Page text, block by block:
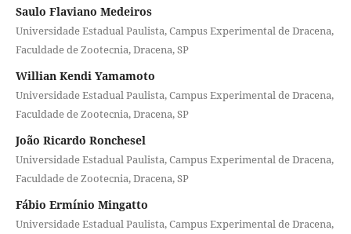
Saulo Flaviano Medeiros
Universidade Estadual Paulista, Campus Experimental de Dracena,
Faculdade de Zootecnia, Dracena, SP
Willian Kendi Yamamoto
Universidade Estadual Paulista, Campus Experimental de Dracena,
Faculdade de Zootecnia, Dracena, SP
João Ricardo Ronchesel
Universidade Estadual Paulista, Campus Experimental de Dracena,
Faculdade de Zootecnia, Dracena, SP
Fábio Ermínio Mingatto
Universidade Estadual Paulista, Campus Experimental de Dracena,